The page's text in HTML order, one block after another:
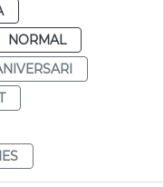
NORMAL